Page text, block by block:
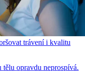
trávení i kvalitu
tělu opravdu neprospívá.